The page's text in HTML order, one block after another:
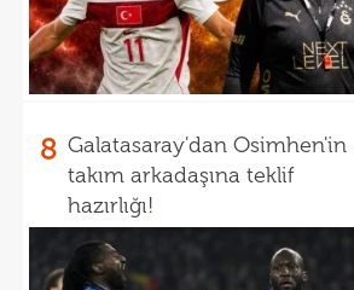
8 Galatasaray'dan Osimhen'in
takım arkadaşına teklif
hazırlığı!